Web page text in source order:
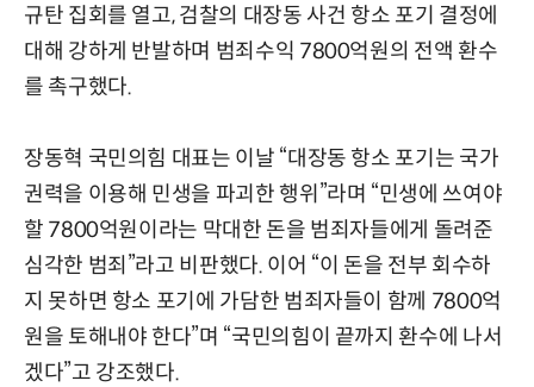
규탄 집회를 열고, 검찰의 대장동 사건 항소 포기 결정에
대해 강하게 반발하며 범죄수익 7800억원의 전액 환수
를 촉구했다.
장동혁 국민의힘 대표는 이날 “대장동 항소 포기는 국가
권력을 이용해 민생을 파괴한 행위”라며 “민생에 쓰여야
할 7800억원이라는 막대한 돈을 범죄자들에게 돌려준
심각한 범죄”라고 비판했다. 이어 “이 돈을 전부 회수하
지 못하면 항소 포기에 가담한 범죄자들이 함께 7800억
원을 토해내야 한다”며 “국민의힘이 끝까지 환수에 나서
겠다”고 강조했다.